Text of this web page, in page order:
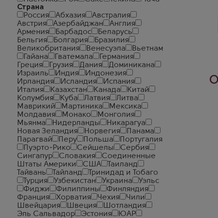
Страна
Россия
Абхазия
Австралия
Австрия
Азербайджан
Англия
Армения
Барбадос
Беларусь
Бельгия
Болгария
Бразилия
Великобритания
Венесуэла
Вьетнам
Гайана
Гватемала
Германия
Греция
Грузия Дания
Доминикана
Израиль
Индия
Индонезия
Ирландия
Исландия
Испания
Италия
Казахстан Канада
Китай
Колумбия
Куба Латвия
Литва
Маврикий
Мартиника
Мексика
Молдавия
Монако
Монголия
Мьянма
Нидерланды
Никарагуа
Новая Зеландия
Норвегия
Панама
Парагвай
Перу Польша
Португалия
Пуэрто-Рико
Сейшелы
Сербия
Сингапур
Словакия
Соединенные
Штаты Америки
США
Таиланд
Тайвань
Тайланд
Тринидад и Тобаго
Турция
Узбекистан Украина
Уэльс
Фиджи
Филиппины
Финляндия
Франция
Хорватия Чехия
Чили
Швейцария
Швеция
Шотландия
Эль Сальвадор
Эстония
ЮАР